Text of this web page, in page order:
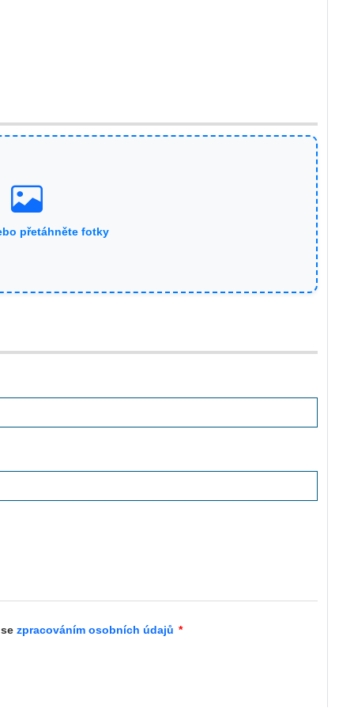
přetáhněte fotky
zpracováním osobních údajů *